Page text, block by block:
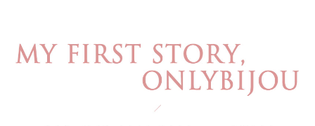
페이코 라이
구매